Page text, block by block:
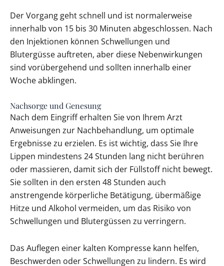
Der Vorgang geht schnell und ist normalerweise
innerhalb von 15 bis 30 Minuten abgeschlossen. Nach
den Injektionen können Schwellungen und
Blutergüsse auftreten, aber diese Nebenwirkungen
sind vorübergehend und sollten innerhalb einer
Woche abklingen.
Nachsorge und Genesung
Nach dem Eingriff erhalten Sie von Ihrem Arzt
Anweisungen zur Nachbehandlung, um optimale
Ergebnisse zu erzielen. Es ist wichtig, dass Sie Ihre
Lippen mindestens 24 Stunden lang nicht berühren
oder massieren, damit sich der Füllstoff nicht bewegt.
Sie sollten in den ersten 48 Stunden auch
anstrengende körperliche Betätigung, übermäßige
Hitze und Alkohol vermeiden, um das Risiko von
Schwellungen und Blutergüssen zu verringern.
Das Auflegen einer kalten Kompresse kann helfen,
Beschwerden oder Schwellungen zu lindern. Es wird